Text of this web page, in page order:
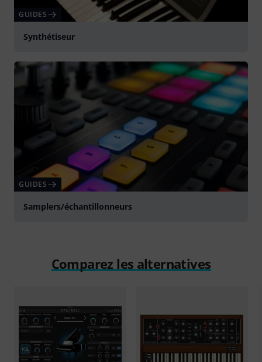
GUIDES
Synthétiseur
GUIDES
Samplers/échantillonneurs
Comparez les alternatives